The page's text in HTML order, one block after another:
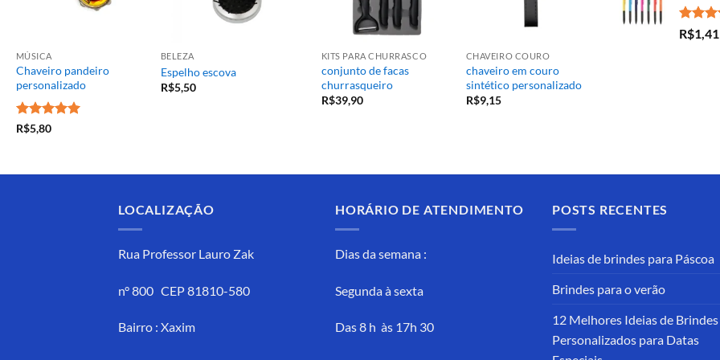
MÚSICA
Chaveiro pandeiro
personalizado
Avaliação
R$5,80
BELEZA
Espelho escova
R$5,50
KITS PARA CHURRASCO
conjunto de facas
churrasqueiro
R$39,90
CHAVEIRO COURO
chaveiro em couro
sintético personalizado
R$9,15
5.00 de
R$1,41
LOCALIZAÇÃO
Rua Professor Lauro Zak
n° 800 CEP 81810-580
Bairro : Xaxim
HORÁRIO DE ATENDIMENTO
Dias da semana :
Segunda à sexta
Das 8 h às 17h 30
POSTS RECENTES
Ideias de brindes para Páscoa
Brindes para o verão
12 Melhores Ideias de Brindes
Personalizados para Datas